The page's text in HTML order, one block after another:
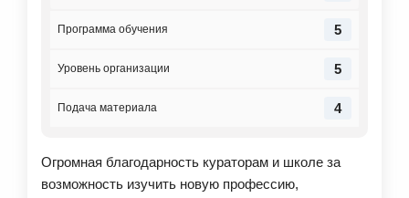
5
Программа обучения
5
Уровень организации
4
Подача материала
Огромная благодарность кураторам и школе за
возможность изучить новую профессию,